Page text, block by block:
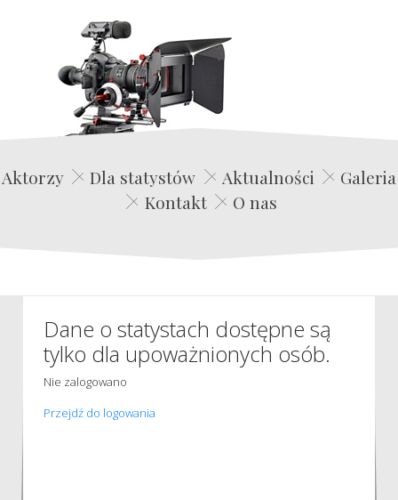
Edwin Film Agencja Aktorska
Aktorzy Dla statystów Aktualności
Galeria
Kontakt
O nas
Dane o statystach dostępne są
tylko dla upoważnionych osób.
Nie zalogowano
Przejdź do logowania